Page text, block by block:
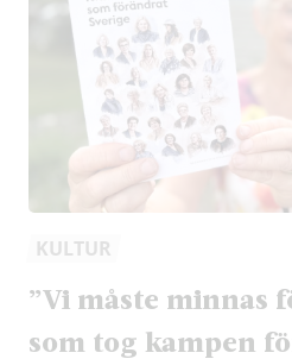
KULTUR
”Vi måste minnas
som tog kampen